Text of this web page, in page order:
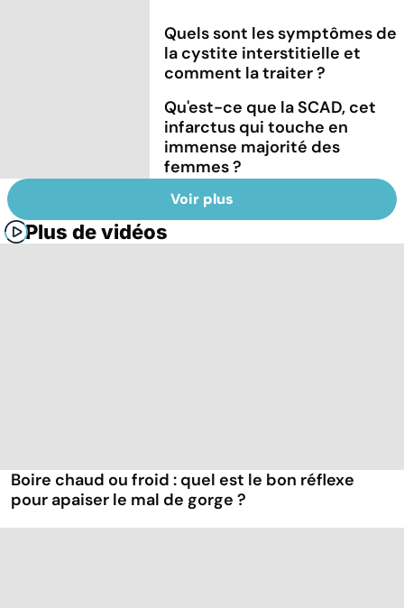
Quels sont les symptômes de
la cystite interstitielle et
comment la traiter ?
Qu'est-ce que la SCAD, cet
infarctus qui touche en
immense majorité des
femmes ?
Voir plus
Plus de vidéos
Boire chaud ou froid : quel est le bon réflexe
pour apaiser le mal de gorge ?